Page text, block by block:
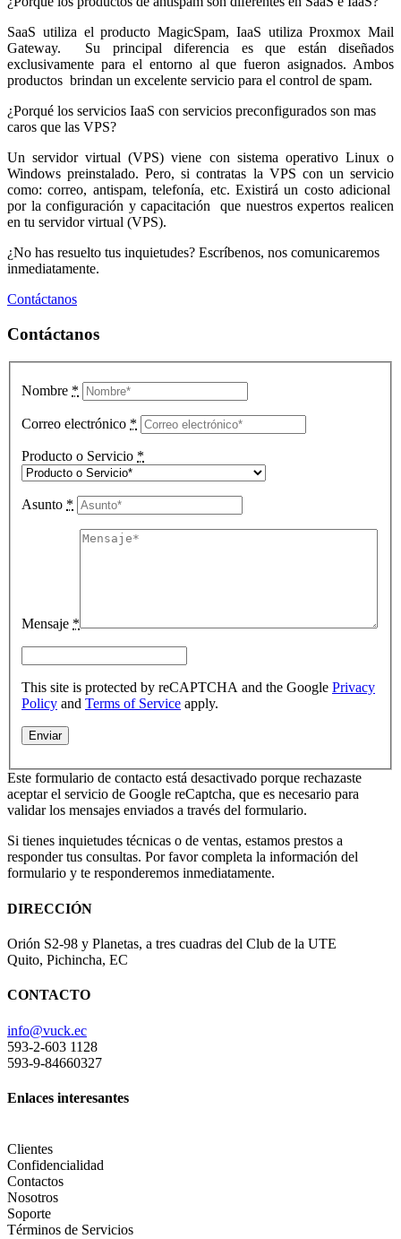
SaaS utiliza el producto MagicSpam, IaaS utiliza Proxmox Mail
Gateway. Su principal diferencia es que están diseñados
exclusivamente para el entorno al que fueron asignados. Ambos
productos brindan un excelente servicio para el control de spam.
¿Porqué los servicios IaaS con servicios preconfigurados son mas
caros que las VPS?
Un servidor virtual (VPS) viene con sistema operativo Linux o
Windows preinstalado. Pero, si contratas la VPS con un servicio
como: correo, antispam, telefonía, etc. Existirá un costo adicional
por la configuración y capacitación que nuestros expertos realicen
en tu servidor virtual (VPS).
¿No has resuelto tus inquietudes? Escríbenos, nos comunicaremos
inmediatamente.
Contáctanos
Contáctanos
Nombre *
Correo electrónico *
Producto o Servicio *
Asunto *
Mensaje *
This site is protected by reCAPTCHA and the Google Privacy
Policy and Terms of Service apply.
Este formulario de contacto está desactivado porque rechazaste
aceptar el servicio de Google reCaptcha, que es necesario para
validar los mensajes enviados a través del formulario.
Si tienes inquietudes técnicas o de ventas, estamos prestos a
responder tus consultas. Por favor completa la información del
formulario y te responderemos inmediatamente.
DIRECCIÓN
Orión S2-98 y Planetas, a tres cuadras del Club de la UTE
Quito, Pichincha, EC
CONTACTO
info@vuck.ec
593-2-603 1128
593-9-84660327
Enlaces interesantes
Clientes
Confidencialidad
Contactos
Nosotros
Soporte
Términos de Servicios